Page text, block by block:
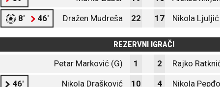
8' 46' Dražen Mudreša 22 17 Nikola Ljuljić
REZERVNI IGRAČI
Petar Marković (G)
1 2 Rajko
46' Nikola Drašković 10 4 Nikola